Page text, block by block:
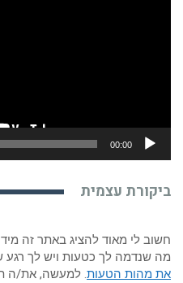
00:00
ביקורת עצמית
חשוב לי מאוד להציג באתר זה
מה שנדמה לך כטעות ויש לך רגע
את מהות הטעות. למעשה, את/ה